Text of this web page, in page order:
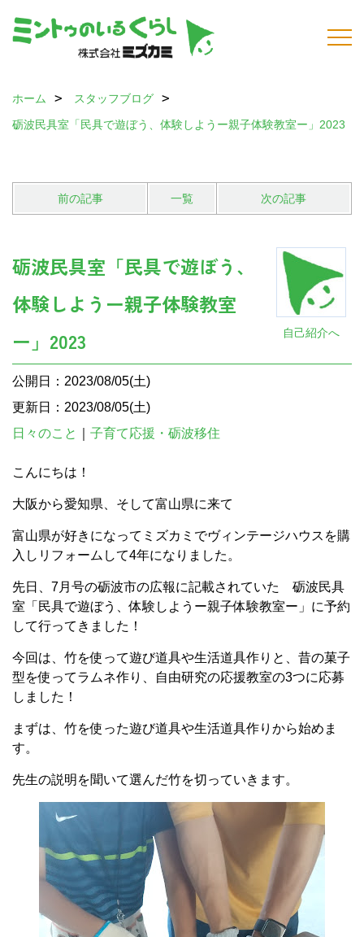
ホーム
スタッフブログ
砺波民具室「民具で遊ぼう、体験しようー親子体験教室ー」2023
前の記事 一覧 次の記事
自己紹介へ
砺波民具室「民具で遊ぼう、
体験しようー親子体験教室
ー」2023
公開日：2023/08/05(土)
更新日：2023/08/05(土)
日々のこと
子育て応援・砺波移住
こんにちは！
大阪から愛知県、そして富山県に来て
富山県が好きになってミズカミでヴィンテージハウスを購
入しリフォームして4年になりました。
先日、7月号の砺波市の広報に記載されていた 砺波民具
室「民具で遊ぼう、体験しようー親子体験教室ー」に予約
して行ってきました！
今回は、竹を使って遊び道具や生活道具作りと、昔の菓子
型を使ってラムネ作り、自由研究の応援教室の3つに応募
しました！
まずは、竹を使った遊び道具や生活道具作りから始めま
す。
先生の説明を聞いて選んだ竹を切っていきます。